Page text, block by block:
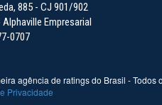
885 - CJ 901/902
Empresarial
0707
agência de ratings do Brasil - Todos
Privacidade